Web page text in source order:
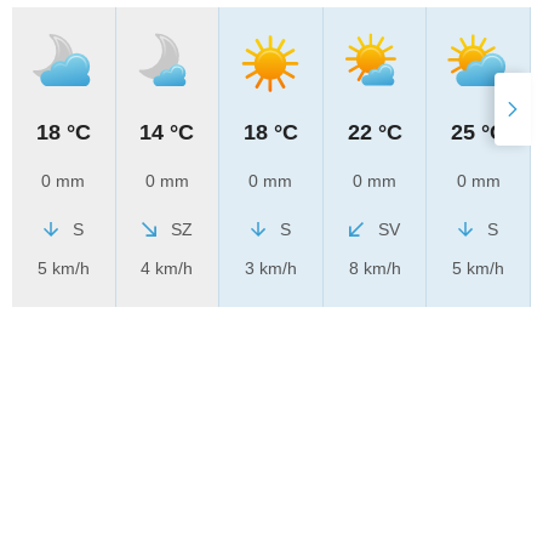
18 °C
0 mm
S
5 km/h
14 °C
0 mm
SZ
4 km/h
18 °C
0 mm
S
3 km/h
22 °C
0 mm
SV
8 km/h
25 °C
0 mm
S
5 km/h